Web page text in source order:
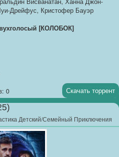
Дрейфус, Кристофер Бауэр
[КОЛОБОК]
0 Скачать торрент
Детский/Семейный Приключения